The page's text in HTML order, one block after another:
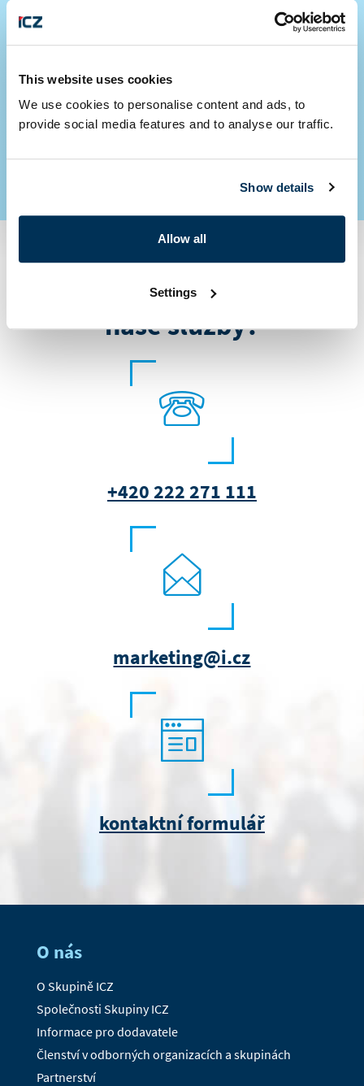
This website uses cookies
We use cookies to personalise content and ads, to
provide social media features and to analyse our traffic.
Show details
Allow all
Settings
ZPĚT NA VŠECHNY
Máte dotaz či zájem o
naše služby?
+420 222 271 111
marketing@i.cz
kontaktní formulář
O nás
O Skupině ICZ
Společnosti Skupiny ICZ
Informace pro dodavatele
Členství v odborných organizacích a skupinách
Partnerství